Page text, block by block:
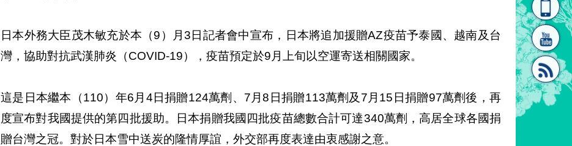
結]" [連
日本外務大臣茂木敏充於本（9）月3日記者會中宣布，日本將追加援贈AZ疫苗予泰國、越南及台
灣，協助對抗武漢肺炎（COVID-19），疫苗預定於9月上旬以空運寄送相關國家。
這是日本繼本（110）年6月4日捐贈124萬劑、7月8日捐贈113萬劑及7月15日捐贈97萬劑後，再
度宣布對我國提供的第四批援助。日本捐贈我國四批疫苗總數合計可達340萬劑，高居全球各國捐
贈台灣之冠。對於日本雪中送炭的隆情厚誼，外交部再度表達由衷感謝之意。